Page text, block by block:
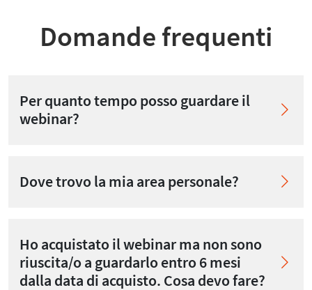
Domande frequenti
Per quanto tempo posso guardare il
webinar?
Dove trovo la mia area personale?
Ho acquistato il webinar ma non sono
riuscita/o a guardarlo entro 6 mesi
dalla data di acquisto. Cosa devo fare?